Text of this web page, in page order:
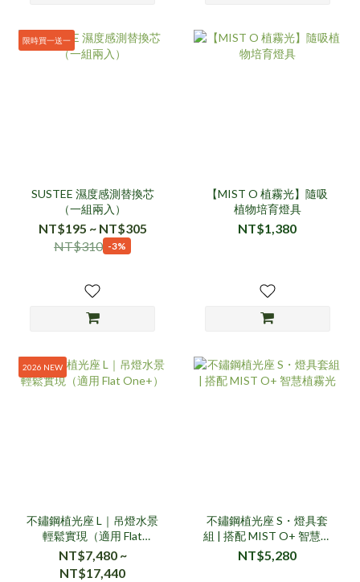
限時買一送一
SUSTEE 濕度感測替換芯
（一組兩入）
NT$195 ~ NT$305
NT$310 -3%
【MIST O 植霧光】隨吸
植物培育燈具
NT$1,380
2026 NEW
不鏽鋼植光座 L｜吊燈水景
輕鬆實現（適用 Flat
One+）
NT$7,480 ~
NT$17,440
不鏽鋼植光座 S・燈具套
組 | 搭配 MIST O+ 智慧植
霧光
NT$5,280